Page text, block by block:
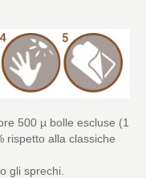
500 µ bolle escluse (1
rispetto alla classiche
gli sprechi.